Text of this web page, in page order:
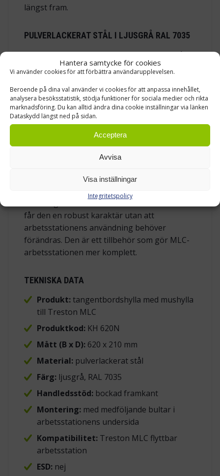
Hantera samtycke för cookies
Vi använder cookies för att förbättra användarupplevelsen.
Beroende på dina val använder vi cookies för att anpassa innehållet,
analysera besöksstatistik, stödja funktioner för sociala medier och rikta
marknadsföring. Du kan alltid ändra dina cookie inställningar via länken
Dataskydd längst ned på sidan.
Acceptera
Avvisa
Visa inställningar
Integritetspolicy
längst fram.
PULVERLACKERAT STÅL I LJUSGRÅ RAL 7035
Stommen är tillverkad av pulverlackerat stål i
färgen ljusgrå RAL 7035. Materialvalet passar
daglig användning och samtidigt vara enkla
att hålla i ordning. Den ljusgrå färgen
harmonierar med många Treston-lösningar
arbetsstationen. Pulverlackerat stål är ett
relevant val för en tangentbordshylla som
bära tangentbord och mus, stå emot normal
hantering och behålla en stabil känsla vid
skrivning. Eftersom konstruktionen är i stål
får den en robust karaktär utan att
arbetsstationens användning behöver
förändras. Den är ett tillbehör som gör MLC-
arbetsstationen mer komplett.
TEKNISKA DATA
Produkt:tangentbordshylla med mushylla
till Treston MLC
Produktkod:KH 620N
Mått (B x D):620 x 210 mm
Material:pulverlackerat stål
Färg:ljusgrå, RAL 7035
Handledsstöd:bockad framkant
Montering:med medföljande bultar i
arbetsstationens undersida
Kompatibilitet:Treston MLC flyttbar
arbetsstation
ESD:nej